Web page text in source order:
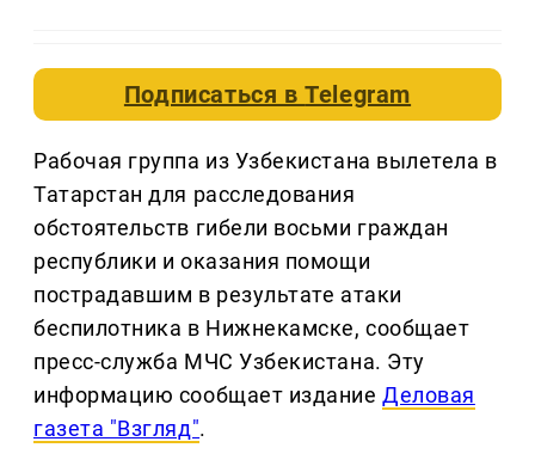
Подписаться вTelegram
Рабочая группа из Узбекистана вылетела в
Татарстан для расследования
обстоятельств гибели восьми граждан
республики и оказания помощи
пострадавшим в результате атаки
беспилотника в Нижнекамске, сообщает
пресс-служба МЧС Узбекистана. Эту
информацию сообщает изданиеДеловая
газета "Взгляд".